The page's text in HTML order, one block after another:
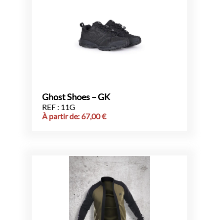
Ghost Shoes – GK
REF : 11G
À partir de: 67,00€